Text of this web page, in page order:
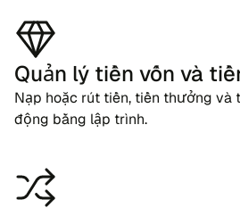
Quản lý tiền vốn và
Nạp hoặc rút tiền, tiền thưởng
động bằng lập trình.